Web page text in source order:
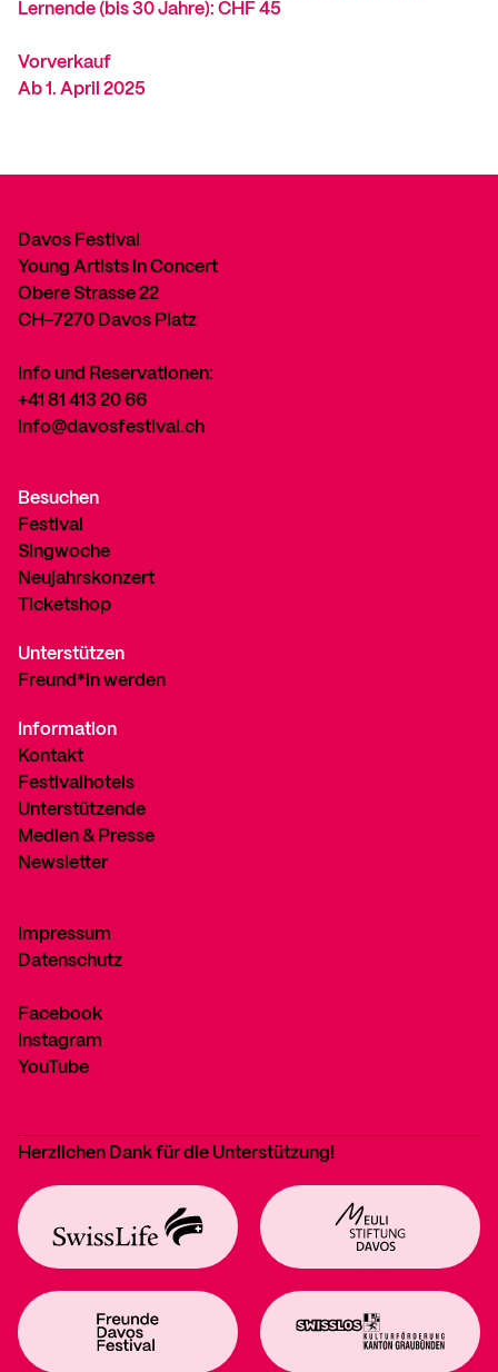
Lernende (bis 30 Jahre): CHF 45
Vorverkauf
Ab 1. April 2025
Davos Festival
Young Artists in Concert
Obere Strasse 22
CH-7270 Davos Platz
Info und Reservationen:
+41 81 413 20 66
info@davosfestival.ch
Besuchen
Festival
Singwoche
Neujahrskonzert
Ticketshop
Unterstützen
Freund*in werden
Information
Kontakt
Festivalhotels
Unterstützende
Medien & Presse
Newsletter
Impressum
Datenschutz
Facebook
Instagram
YouTube
Herzlichen Dank für die Unterstützung!